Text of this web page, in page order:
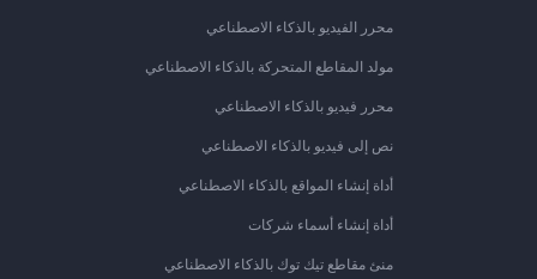
محرر الفيديو بالذكاء الاصطناعي
مولد المقاطع المتحركة بالذكاء الاصطناعي
محرر فيديو بالذكاء الاصطناعي
نص إلى فيديو بالذكاء الاصطناعي
أداة إنشاء المواقع بالذكاء الاصطناعي
أداة إنشاء أسماء شركات
منئ مقاطع تيك توك بالذكاء الاصطناعي